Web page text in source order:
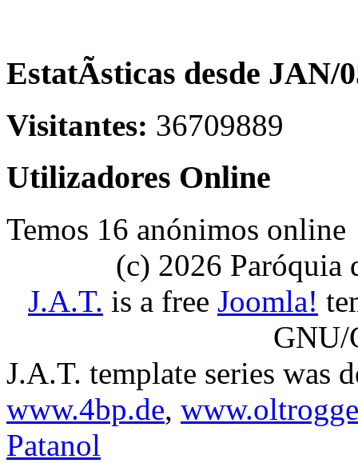
EstatÃ­sticas desde JAN/
Visitantes: 36709889
Utilizadores Online
Temos 16 anónimos online
(c) 2026 Paróquia
J.A.T. is a free Joomla!
GNU/
J.A.T. template series was
www.4bp.de,
Patanol